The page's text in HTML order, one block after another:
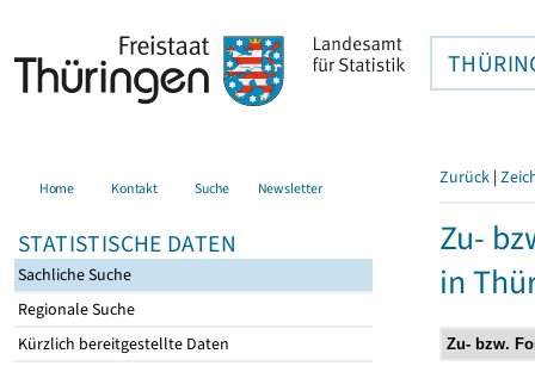
Home Kontakt Suche Newsletter
STATISTISCHE DATEN
Sachliche Suche
Regionale Suche
Kürzlich bereitgestellte Daten
Zurück |
Zu-
in